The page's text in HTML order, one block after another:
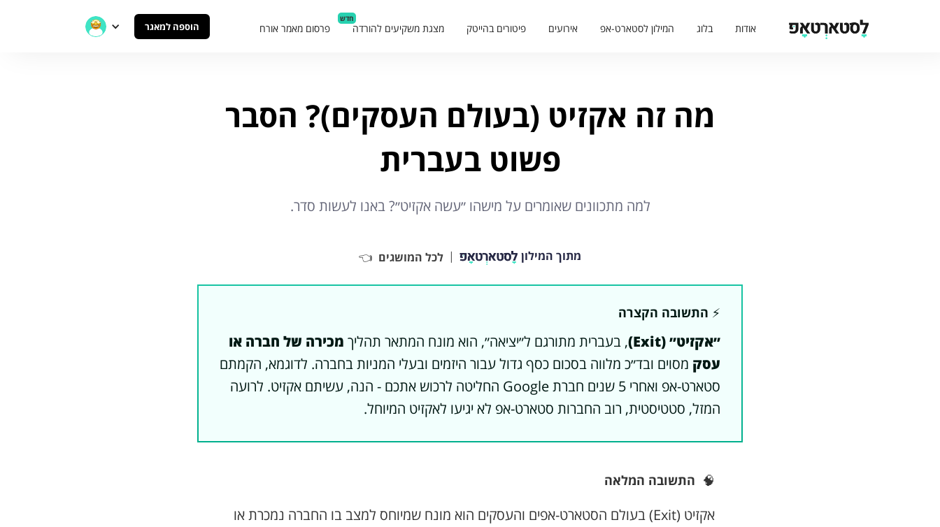
אודות בלוג המילון לסטארט-אפ אירועים פיטורים בהייטק מצגת משקיעים להורדה
חדש
פרסום מאמר אורח הוספה למאגר
מה זה אקזיט (בעולם העסקים)? הסבר
פשוט בעברית
למה מתכוונים שאומרים על מישהו ״עשה אקזיט״? באנו לעשות סדר.
מתוך המילון | לכל המושגים 👈
⚡️ התשובה הקצרה
״אקזיט״ (Exit) , בעברית מתורגם ל״יציאה״, הוא מונח המתאר תהליך מכירה של חברה או
עסק מסוים ובד״כ מלווה בסכום כסף גדול עבור היזמים ובעלי המניות בחברה. לדוגמא, הקמתם
סטארט-אפ ואחרי 5 שנים חברת Google החליטה לרכוש אתכם - הנה, עשיתם אקזיט. לרועה
המזל, סטטיסטית, רוב החברות סטארט-אפ לא יגיעו לאקזיט המיוחל.
🧠 התשובה המלאה
אקזיט (Exit) בעולם הסטארט-אפים והעסקים הוא מונח שמיוחס למצב בו החברה נמכרת או